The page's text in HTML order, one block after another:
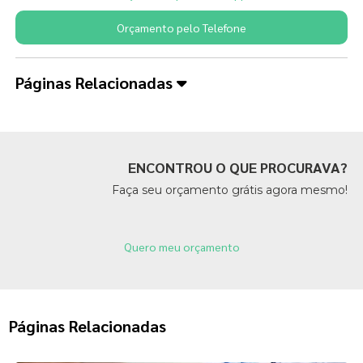
Orçamento pelo Telefone
Páginas Relacionadas
ENCONTROU O QUE PROCURAVA?
Faça seu orçamento grátis agora mesmo!
Quero meu orçamento
Páginas Relacionadas